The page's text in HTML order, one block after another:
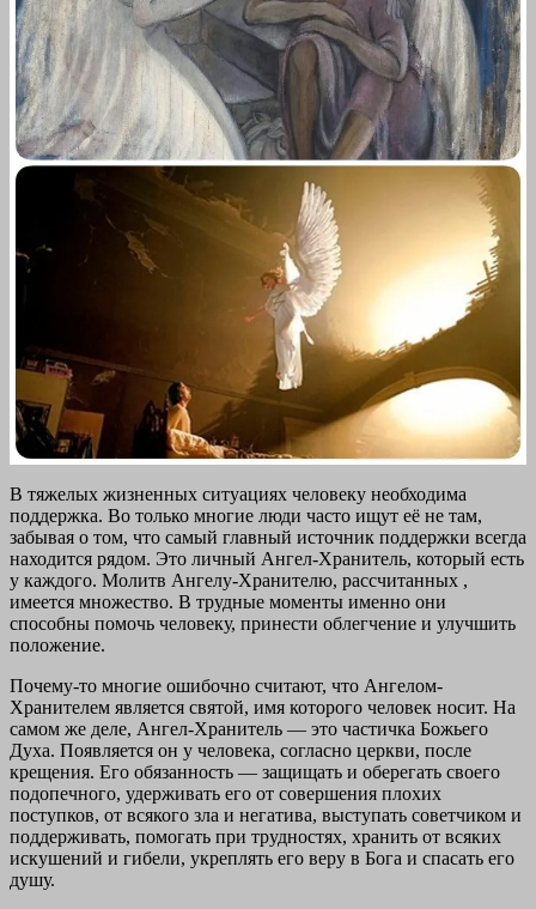
В тяжелых жизненных ситуациях человеку необходима
поддержка. Во только многие люди часто ищут её не там,
забывая о том, что самый главный источник поддержки всегда
находится рядом. Это личный Ангел-Хранитель, который есть
у каждого. Молитв Ангелу-Хранителю, рассчитанных ,
имеется множество. В трудные моменты именно они
способны помочь человеку, принести облегчение и улучшить
положение.
Почему-то многие ошибочно считают, что Ангелом-
Хранителем является святой, имя которого человек носит. На
самом же деле, Ангел-Хранитель — это частичка Божьего
Духа. Появляется он у человека, согласно церкви, после
крещения. Его обязанность — защищать и оберегать своего
подопечного, удерживать его от совершения плохих
поступков, от всякого зла и негатива, выступать советчиком и
поддерживать, помогать при трудностях, хранить от всяких
искушений и гибели, укреплять его веру в Бога и спасать его
душу.